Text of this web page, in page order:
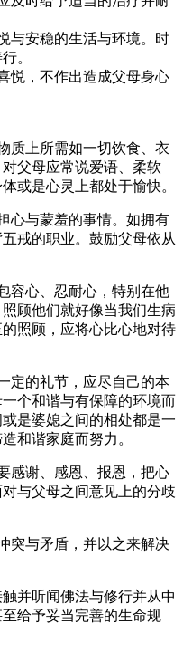
与安稳的生活与环境。时
。
悦，不作出造成父母身心
质上所需如一切饮食、衣
父母应常说爱语、柔软
或是心灵上都处于愉快。
心与蒙羞的事情。如拥有
戒的职业。鼓励父母依从
容心、忍耐心，特别在他
顾他们就好像当我们生病
照顾，应将心比心地对待
定的礼节，应尽自己的本
个和谐与有保障的环境而
是婆媳之间的相处都是一
和谐家庭而努力。
感谢、感恩、报恩，把心
与父母之间意见上的分歧
突与矛盾，并以之来解决
并听闻佛法与修行并从中
给予妥当完善的生命规